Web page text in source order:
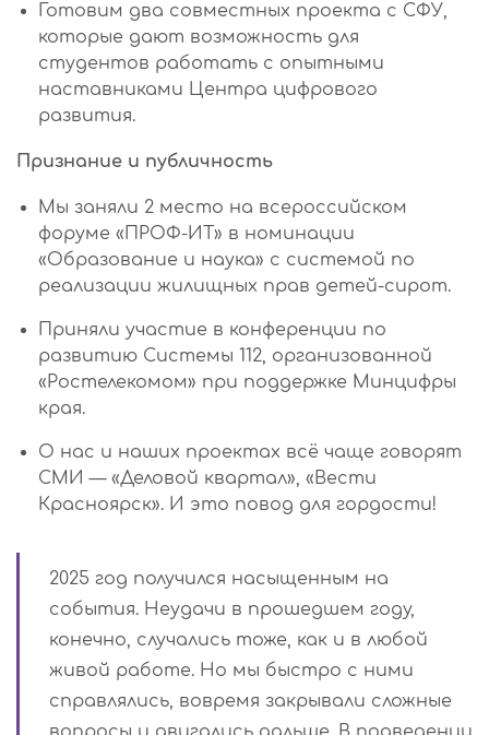
Готовим два совместных проекта с СФУ,
которые дают возможность для
студентов работать с опытными
наставниками Центра цифрового
развития.
Признание и публичность
Мы заняли 2 место на всероссийском
форуме «ПРОФ-ИТ» в номинации
«Образование и наука» с системой по
реализации жилищных прав детей-сирот.
Приняли участие в конференции по
развитию Системы 112, организованной
«Ростелекомом» при поддержке Минцифры
края.
О нас и наших проектах всё чаще говорят
СМИ — «Деловой квартал», «Вести
Красноярск». И это повод для гордости!
2025 год получился насыщенным на
события. Неудачи в прошедшем году,
конечно, случались тоже, как и в любой
живой работе. Но мы быстро с ними
справлялись, вовремя закрывали сложные